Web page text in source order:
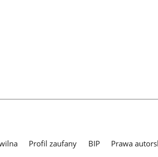
Profil zaufany BIP Prawa